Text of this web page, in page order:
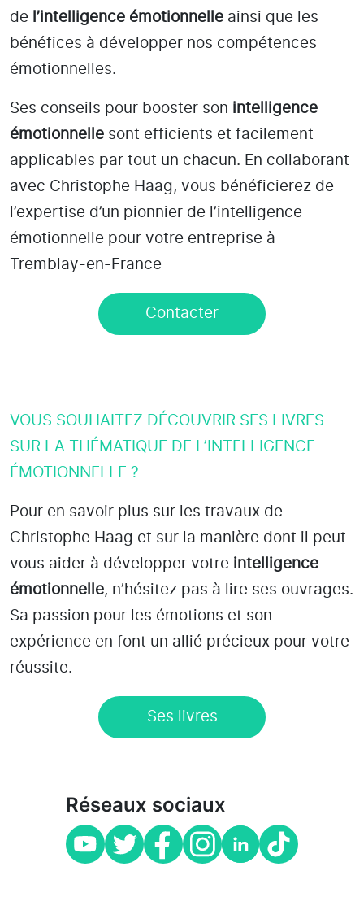
de l’intelligence émotionnelle ainsi que les
bénéfices à développer nos compétences
émotionnelles.
Ses conseils pour booster son intelligence
émotionnelle sont efficients et facilement
applicables par tout un chacun. En collaborant
avec Christophe Haag, vous bénéficierez de
l’expertise d’un pionnier de l’intelligence
émotionnelle pour votre entreprise à
Tremblay-en-France
Contacter
VOUS SOUHAITEZ DÉCOUVRIR SES LIVRES
SUR LA THÉMATIQUE DE L’INTELLIGENCE
ÉMOTIONNELLE ?
Pour en savoir plus sur les travaux de
Christophe Haag et sur la manière dont il peut
vous aider à développer votre intelligence
émotionnelle, n’hésitez pas à lire ses ouvrages.
Sa passion pour les émotions et son
expérience en font un allié précieux pour votre
réussite.
Ses livres
Réseaux sociaux